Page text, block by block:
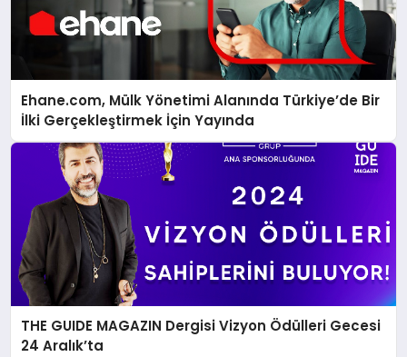
Ehane.com, Mülk Yönetimi Alanında Türkiye’de Bir
İlki Gerçekleştirmek İçin Yayında
THE GUIDE MAGAZIN Dergisi Vizyon Ödülleri Gecesi
24 Aralık’ta